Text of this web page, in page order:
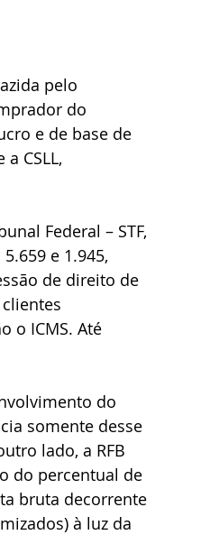
pelo
do
e de base de
CSLL,
Federal – STF,
e 1.945,
de direito de
o ICMS. Até
do
somente desse
lado, a RFB
do percentual de
bruta decorrente
à luz da